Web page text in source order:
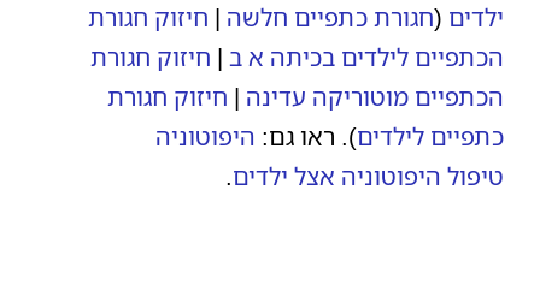
ילדים (חגורת כתפיים חלשה | חיזוק חגורת
הכתפיים לילדים בכיתה א ב | חיזוק חגורת
הכתפיים מוטוריקה עדינה | חיזוק חגורת
כתפיים לילדים). ראו גם: היפוטוניה
טיפול היפוטוניה אצל ילדים.